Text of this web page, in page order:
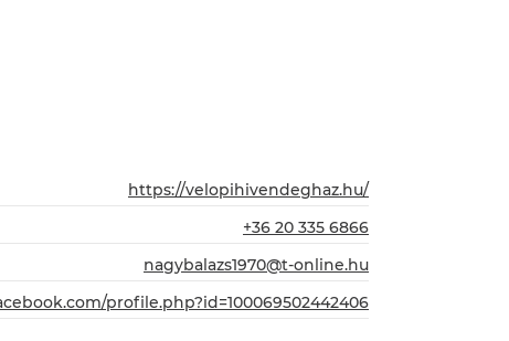
https://velopihivendeghaz.hu/
+36 20 335 6866
nagybalazs1970@t-online.hu
profile.php?id=100069502442406